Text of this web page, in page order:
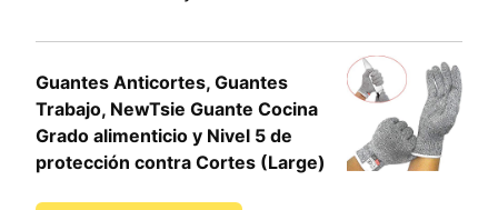
Guantes Anticortes, Guantes
Trabajo, NewTsie Guante Cocina
Grado alimenticio y Nivel 5 de
protección contra Cortes (Large)